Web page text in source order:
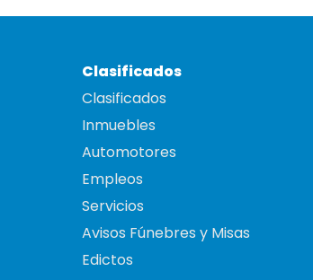
Clasificados
Clasificados
Inmuebles
Automotores
Empleos
Servicios
Avisos Fúnebres y Misas
Edictos